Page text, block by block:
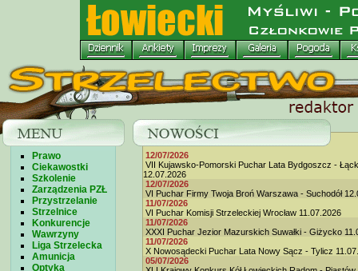
Prawo
Ciekawostki
Szkolenie
Zarządzenia PZŁ
Przystrzelanie
Strzelnice
Konkurencje
Wawrzyny
Liga Strzelecka
Amunicja
Optyka
12/07/2026
VII Kujawsko-Pomorski Puchar Lata Bydgoszcz -
12.07.2026
12/07/2026
VI Puchar Firmy Twoja Broń Warszawa - Suchodół
11/07/2026
VI Puchar Komisji Strzeleckiej Wrocław 11.07.2026
11/07/2026
XXXI Puchar Jezior Mazurskich Suwałki - Giżycko
11/07/2026
X Nowosądecki Puchar Lata Nowy Sącz - Tylicz
05/07/2026